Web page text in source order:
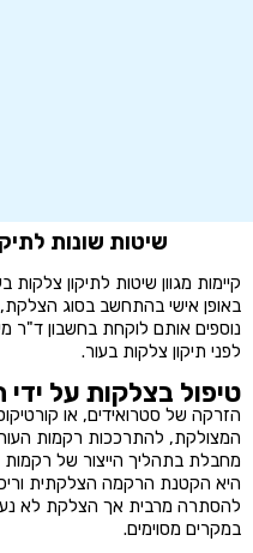
שיטות שונות
קיימות מגוון שיטות לתיקון
באופן אישי בהתחשב בסוג
נוספים אותם לוקחת בחשבון ד"ר
לפני תיקון צלקות בעור.
טיפול בצלקות על
הזרקה של סטרואידים, או
המצולקת, להתרככות רקמות
מחבלת בתהליך הייצור של רקמות
היא הקטנת הרקמה הצלקתית
להסתרה מרבית אך הצלקת לא
במקרים מסוימים.